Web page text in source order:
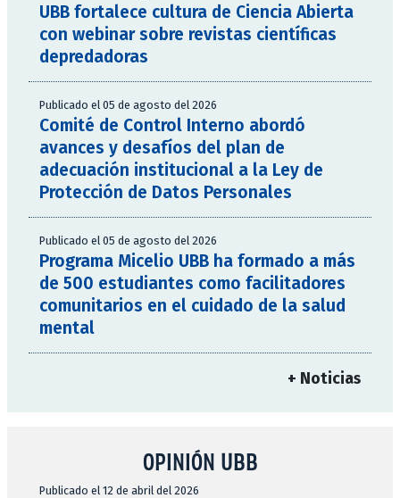
UBB fortalece cultura de Ciencia Abierta
con webinar sobre revistas científicas
depredadoras
Publicado el 05 de agosto del 2026
Comité de Control Interno abordó
avances y desafíos del plan de
adecuación institucional a la Ley de
Protección de Datos Personales
Publicado el 05 de agosto del 2026
Programa Micelio UBB ha formado a más
de 500 estudiantes como facilitadores
comunitarios en el cuidado de la salud
mental
+ Noticias
OPINIÓN UBB
Publicado el 12 de abril del 2026